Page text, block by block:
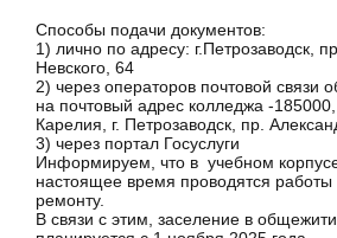
Способы подачи документов:
1) лично по адресу: г.Петрозаводск,
Невского, 64
2) через операторов почтовой связи
на почтовый адрес колледжа -185000,
Карелия, г. Петрозаводск, пр.
3) через портал Госуслуги
Информируем, что в учебном
настоящее время проводятся работы
ремонту.
В связи с этим, заселение в